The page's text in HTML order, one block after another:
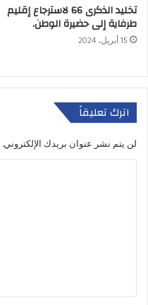
تخليد الذكرى 66 لاسترجاع إقليم
طرفاية إلى حضيرة الوطن.
15 أبريل، 2024
اترك تعليقاً
لن يتم نشر عنوان بريدك الإلكتروني.